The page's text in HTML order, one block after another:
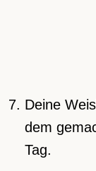
Deine
dem
Tag.